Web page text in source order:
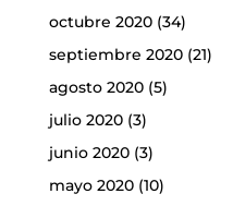
octubre 2020(34)
septiembre 2020(21)
agosto 2020(5)
julio 2020(3)
junio 2020(3)
mayo 2020(10)